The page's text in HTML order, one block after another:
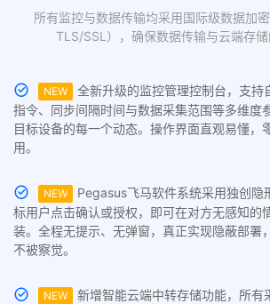
所有监控与数据传输均采用国际级数据加
TLS/SSL），确保数据传输与云端存储
NEW
全新升级的监控管理控制台，支持
指令、同步间隔时间与数据采集范围等多维度
目标设备的每一个动态。操作界面直观易懂，
用。
NEW
Pegasus飞马软件系统采用独创隐
标用户点击确认或授权，即可在对方无感知的
装。全程无提示、无弹窗，真正实现隐蔽部署
不被察觉。
NEW
新增智能云端中转存储功能，所有